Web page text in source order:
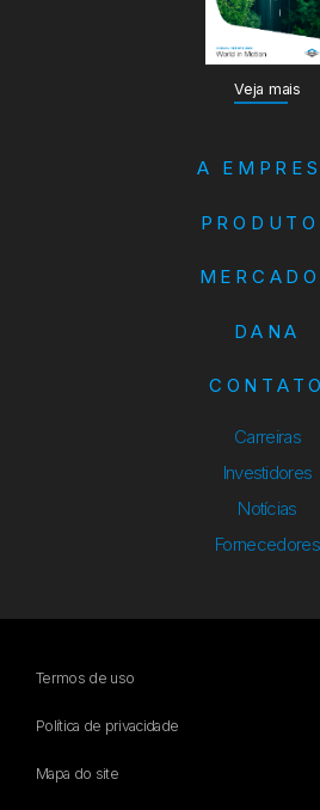
Veja mais
A
DANA
CONTATO
Carreiras
Investidores
Notícias
Fornecedores
Termos de uso
Política de privacidade
Mapa do site